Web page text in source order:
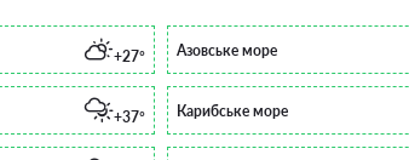
+27°
+37°
Азовське море
Карибське море